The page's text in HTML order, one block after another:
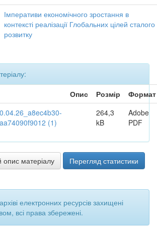
Імперативи економічного зростання в
контексті реалізації Глобальних цілей сталого
розвитку
Опис Розмір
Формат
(1)
264,3
kB
Adobe
PDF
опис матеріалу Перегляд статистики
електронних ресурсів захищені
всі права збережені.